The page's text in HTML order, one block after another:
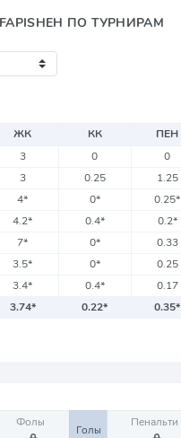
ПО ТУРНИРАМ
ЖК КК ПЕН
3 0 0
3 0.25 1.25
4* 0* 0.25*
4.2* 0.4* 0.2*
7* 0* 0.33
3.5* 0* 0.25
3.4* 0.4* 0.17
3.74* 0.22* 0.35*
Фолы
Голы
Пенальти